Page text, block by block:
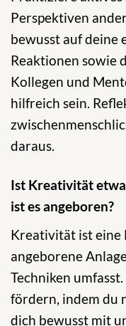
Perspektiven
bewusst auf deine
Reaktionen sowie
Kollegen und
hilfreich sein.
daraus.
Ist Kreativität
ist es angeboren?
Kreativität ist eine
angeborene
Techniken
fördern, indem du
dich bewusst mit